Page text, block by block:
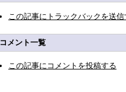
この記事にトラックバックを送信
コメント一覧
この記事にコメントを投稿する